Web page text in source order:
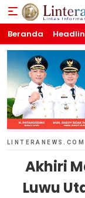
Lintas Informasi
Beranda
LINTERANEWS.COM
Akhiri
Luwu